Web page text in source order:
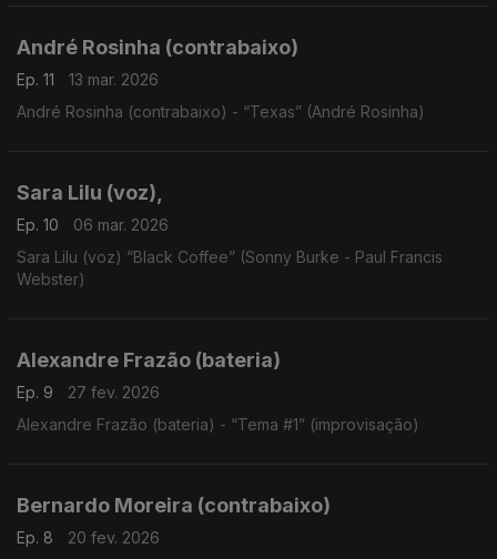
André Rosinha (contrabaixo)
Ep. 11
13 mar. 2026
André Rosinha (contrabaixo) - “Texas” (André Rosinha)
Sara Lilu (voz),
Ep. 10
06 mar. 2026
Sara Lilu (voz) “Black Coffee” (Sonny Burke - Paul Francis
Webster)
Alexandre Frazão (bateria)
Ep. 9
27 fev. 2026
Alexandre Frazão (bateria) - “Tema #1” (improvisação)
Bernardo Moreira (contrabaixo)
Ep. 8
20 fev. 2026